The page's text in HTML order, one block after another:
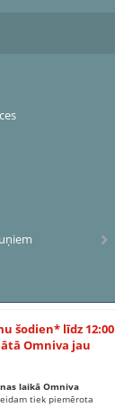
šodien* līdz 12:00
Omniva jau
laikā Omniva
tiek piemērota